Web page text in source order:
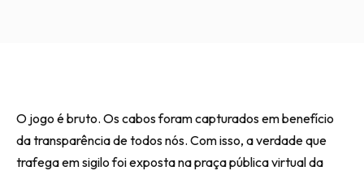
O jogo é bruto. Os cabos foram capturados em benefício
da transparência de todos nós. Com isso, a verdade que
trafega em sigilo foi exposta na praça pública virtual da